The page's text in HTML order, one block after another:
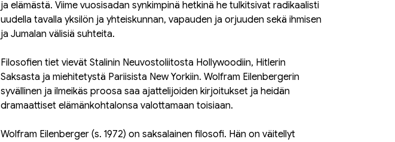
ja elämästä. Viime vuosisadan synkimpinä hetkinä he tulkitsivat radikaalisti
uudella tavalla yksilön ja yhteiskunnan, vapauden ja orjuuden sekä ihmisen
ja Jumalan välisiä suhteita.
Filosofien tiet vievät Stalinin Neuvostoliitosta Hollywoodiin, Hitlerin
Saksasta ja miehitetystä Pariisista New Yorkiin. Wolfram Eilenbergerin
syvällinen ja ilmeikäs proosa saa ajattelijoiden kirjoitukset ja heidän
dramaattiset elämänkohtalonsa valottamaan toisiaan.
Wolfram Eilenberger (s. 1972) on saksalainen filosofi. Hän on väitellyt